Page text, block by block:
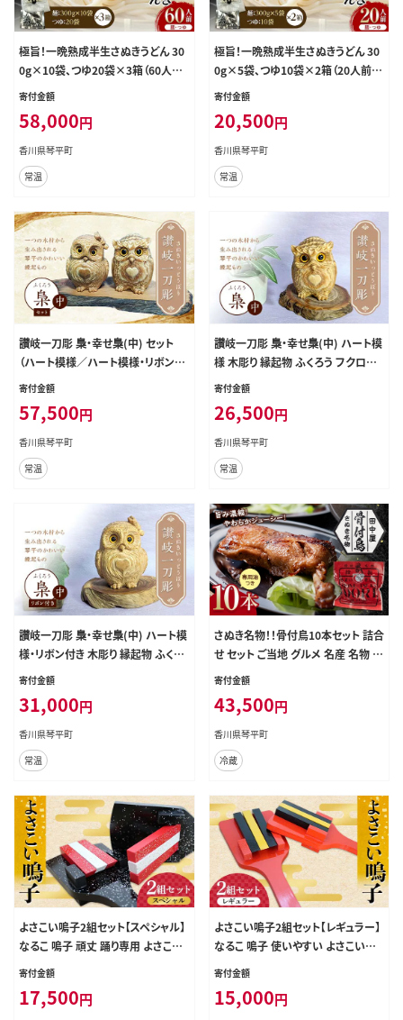
極旨！一晩熟成半生さぬきうどん 30
0g×10袋、つゆ20袋×3箱（60人前）
F5J-167
寄付金額
58,000円
香川県琴平町
常温
極旨！一晩熟成半生さぬきうどん 30
0g×5袋、つゆ10袋×2箱（20人前）
F5J-164
寄付金額
20,500円
香川県琴平町
常温
讃岐一刀彫 梟・幸せ梟(中) セット
（ハート模様／ハート模様・リボン付
き） 木彫り 縁起物 ふくろう フクロウ
物 ギフト 贈り物 名産 四国 F5J-676
寄付金額
57,500円
香川県琴平町
常温
讃岐一刀彫 梟・幸せ梟(中) ハート模
様 木彫り 縁起物 ふくろう フクロウ
梟 シマ梟 置物 置き物 インテリア 動
寄付金額
26,500円
香川県琴平町
常温
讃岐一刀彫 梟・幸せ梟(中) ハート模
様・リボン付き 木彫り 縁起物 ふくろ
う フクロウ 梟 シマ梟 置物 置き物 イ
国 F5J-675
寄付金額
31,000円
香川県琴平町
常温
さぬき名物！！骨付鳥10本セット 詰合
せ セット ご当地 グルメ 名産 名物 骨
付鳥 骨付き チキン 鶏肉 鶏 とり 肉
かず 四国 F5J-533
寄付金額
43,500円
香川県琴平町
冷蔵
よさこい鳴子2組セット【スペシャル】
なるこ 鳴子 頑丈 踊り専用 よさこい
ソーラン 四国 F5J-531
寄付金額
17,500円
よさこい鳴子2組セット【レギュラー】
なるこ 鳴子 使いやすい よさこいソ
ーラン 高知産ヒノキ 四国 F5J-530
寄付金額
15,000円